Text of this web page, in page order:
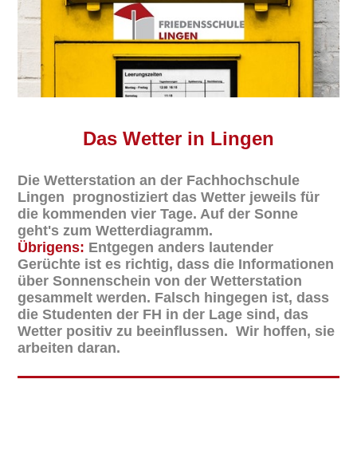
Das Wetter in Lingen
Die Wetterstation an der Fachhochschule
Lingen prognostiziert das Wetter jeweils für
die kommenden vier Tage. Auf der Sonne
geht's zum Wetterdiagramm.
Übrigens: Entgegen anders lautender
Gerüchte ist es richtig, dass die Informationen
über Sonnenschein von der Wetterstation
gesammelt werden. Falsch hingegen ist, dass
die Studenten der FH in der Lage sind, das
Wetter positiv zu beeinflussen. Wir hoffen, sie
arbeiten daran.